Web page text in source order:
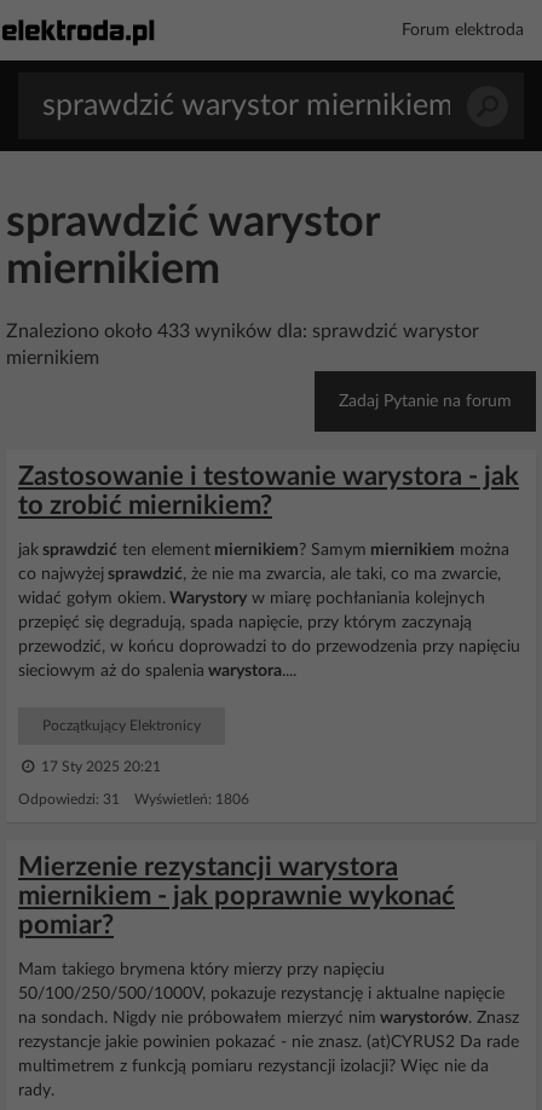
Forum elektroda
sprawdzić warystor
miernikiem
Znaleziono około 433 wyników dla: sprawdzić warystor
miernikiem
Zadaj Pytanie na forum
Zastosowanie i testowanie warystora - jak
to zrobić miernikiem?
jak sprawdzić ten element miernikiem? Samym miernikiem można
co najwyżej sprawdzić, że nie ma zwarcia, ale taki, co ma zwarcie,
widać gołym okiem. Warystory w miarę pochłaniania kolejnych
przepięć się degradują, spada napięcie, przy którym zaczynają
przewodzić, w końcu doprowadzi to do przewodzenia przy napięciu
sieciowym aż do spalenia warystora....
Początkujący Elektronicy
17 Sty 2025 20:21
Odpowiedzi: 31 Wyświetleń: 1806
Mierzenie rezystancji warystora
miernikiem - jak poprawnie wykonać
pomiar?
Mam takiego brymena który mierzy przy napięciu
50/100/250/500/1000V, pokazuje rezystancję i aktualne napięcie
na sondach. Nigdy nie próbowałem mierzyć nim warystorów. Znasz
rezystancje jakie powinien pokazać - nie znasz. (at)CYRUS2 Da rade
multimetrem z funkcją pomiaru rezystancji izolacji? Więc nie da
rady.